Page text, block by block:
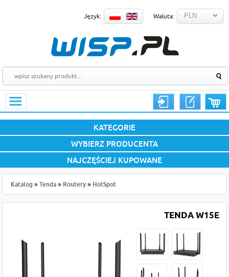
Język: Waluta:
KATEGORIE
WYBIERZ PRODUCENTA
NAJCZĘŚCIEJ KUPOWANE
Katalog » Tenda » Routery » HotSpot
TENDA W15E